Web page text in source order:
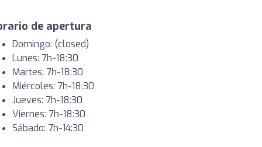
de apertura
Domingo: (closed)
Lunes: 7h-18:30
Martes: 7h-18:30
Miércoles: 7h-18:30
Jueves: 7h-18:30
Viernes: 7h-18:30
Sábado: 7h-14:30